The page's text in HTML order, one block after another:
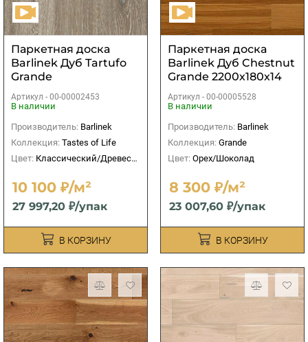
Паркетная доска
Barlinek Дуб Tartufo
Grande
Артикул - 00-00002453
В наличии
Производитель: Barlinek
Коллекция: Tastes of Life
Цвет: Классический/Древесный
10 100 ₽/м²
27 997,20 ₽/упак
В КОРЗИНУ
Паркетная доска
Barlinek Дуб Chestnut
Grande 2200х180х14
Артикул - 00-00005528
В наличии
Производитель: Barlinek
Коллекция: Grande
Цвет: Орех/Шоколад
8 300 ₽/м²
23 007,60 ₽/упак
В КОРЗИНУ